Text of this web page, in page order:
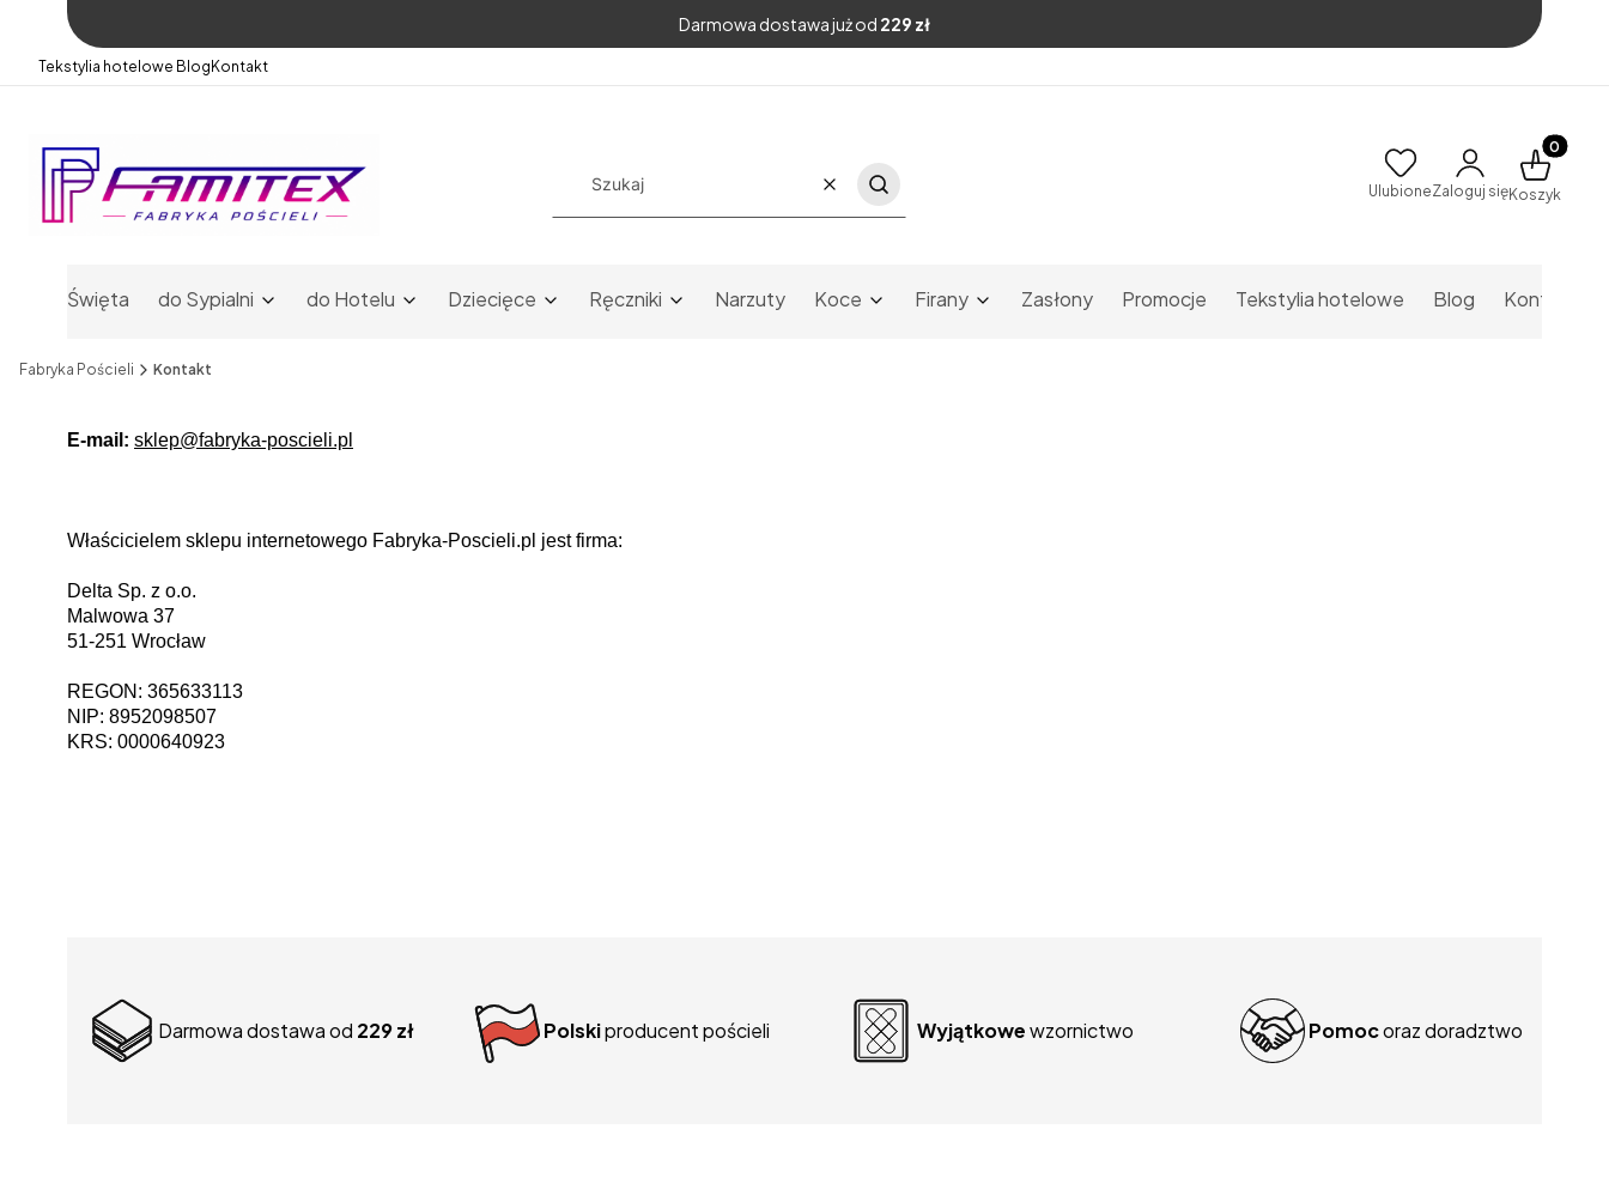
Darmowa dostawa już od 229 zł
Tekstylia hotelowe Blog Kontakt
WyczyśćSzukaj UlubioneZaloguj się
Produkty
Koszyk
Święta do Sypialni do Hotelu Dziecięce Ręczniki Narzuty Koce Firany Zasłony Promocje Tekstylia hotelowe Blog Kontakt
Fabryka Pościeli Kontakt
E-mail: sklep@fabryka-poscieli.pl
Właścicielem sklepu internetowego Fabryka-Poscieli.pl jest firma:
Delta Sp. z o.o.
Malwowa 37
51-251 Wrocław
REGON: 365633113
NIP: 8952098507
KRS: 0000640923
Darmowa dostawa od 229 zł Polskiproducent pościeli Wyjątkowewzornictwo Pomocoraz doradztwo